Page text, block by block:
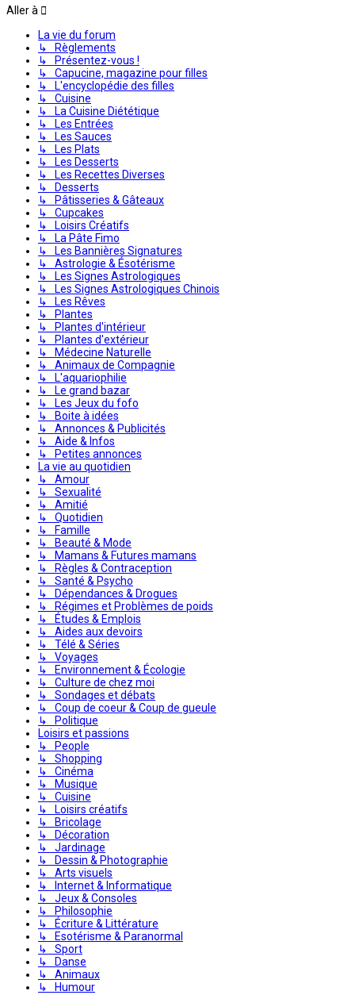
Aller à
La vie du forum
↳ Règlements
↳ Présentez-vous !
↳ Capucine, magazine pour filles
↳ L'encyclopédie des filles
↳ Cuisine
↳ La Cuisine Diététique
↳ Les Entrées
↳ Les Sauces
↳ Les Plats
↳ Les Desserts
↳ Les Recettes Diverses
↳ Desserts
↳ Pâtisseries & Gâteaux
↳ Cupcakes
↳ Loisirs Créatifs
↳ La Pâte Fimo
↳ Les Bannières Signatures
↳ Astrologie & Ésotérisme
↳ Les Signes Astrologiques
↳ Les Signes Astrologiques Chinois
↳ Les Rêves
↳ Plantes
↳ Plantes d'intérieur
↳ Plantes d'extérieur
↳ Médecine Naturelle
↳ Animaux de Compagnie
↳ L'aquariophilie
↳ Le grand bazar
↳ Les Jeux du fofo
↳ Boite à idées
↳ Annonces & Publicités
↳ Aide & Infos
↳ Petites annonces
La vie au quotidien
↳ Amour
↳ Sexualité
↳ Amitié
↳ Quotidien
↳ Famille
↳ Beauté & Mode
↳ Mamans & Futures mamans
↳ Règles & Contraception
↳ Santé & Psycho
↳ Dépendances & Drogues
↳ Régimes et Problèmes de poids
↳ Études & Emplois
↳ Aides aux devoirs
↳ Télé & Séries
↳ Voyages
↳ Environnement & Écologie
↳ Culture de chez moi
↳ Sondages et débats
↳ Coup de coeur & Coup de gueule
↳ Politique
Loisirs et passions
↳ People
↳ Shopping
↳ Cinéma
↳ Musique
↳ Cuisine
↳ Loisirs créatifs
↳ Bricolage
↳ Décoration
↳ Jardinage
↳ Dessin & Photographie
↳ Arts visuels
↳ Internet & Informatique
↳ Jeux & Consoles
↳ Philosophie
↳ Écriture & Littérature
↳ Esotérisme & Paranormal
↳ Sport
↳ Danse
↳ Animaux
↳ Humour